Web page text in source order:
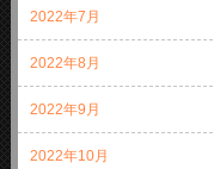
2022年7月
2022年8月
2022年9月
2022年10月